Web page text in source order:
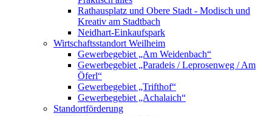
Rathausplatz und Obere Stadt - Modisch und
Kreativ am Stadtbach
Neidhart-Einkaufspark
Wirtschaftsstandort Weilheim
Gewerbegebiet „Am Weidenbach“
Gewerbegebiet „Paradeis / Leprosenweg / Am
Öferl“
Gewerbegebiet „Trifthof“
Gewerbegebiet „Achalaich“
Standortförderung